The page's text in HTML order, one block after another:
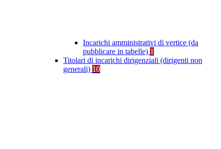
Incarichi amministrativi di vertice (da
pubblicare in tabelle) 1
Titolari di incarichi dirigenziali (dirigenti non
generali) 10